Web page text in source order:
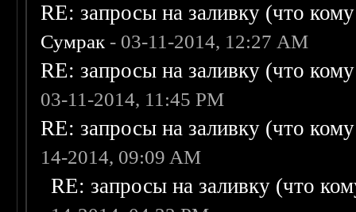
RE: запросы на заливку (что
Сумрак - 03-11-2014, 12:27 AM
RE: запросы на заливку (что
03-11-2014, 11:45 PM
RE: запросы на заливку (что
14-2014, 09:09 AM
RE: запросы на заливку (что